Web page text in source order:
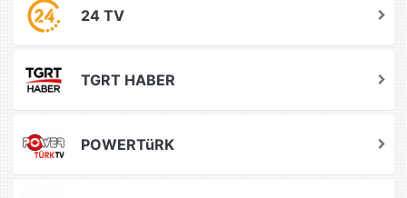
24 TV
TGRT HABER
POWERTüRK